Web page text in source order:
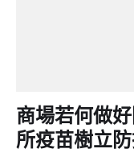
商場若何做
所疫苗樹立